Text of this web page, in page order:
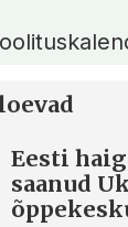
Eesti
saanud